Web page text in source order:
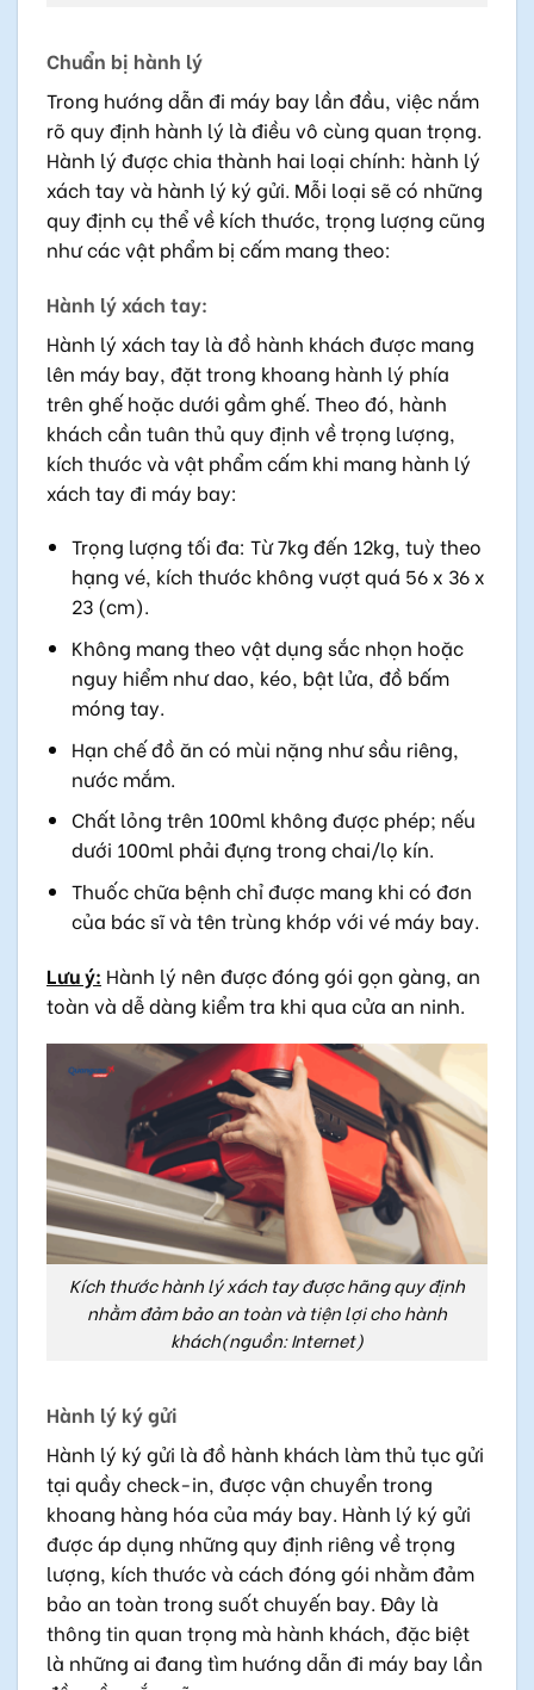
Chuẩn bị hành lý
Trong hướng dẫn đi máy bay lần đầu, việc nắm
rõ quy định hành lý là điều vô cùng quan trọng.
Hành lý được chia thành hai loại chính: hành lý
xách tay và hành lý ký gửi. Mỗi loại sẽ có những
quy định cụ thể về kích thước, trọng lượng cũng
như các vật phẩm bị cấm mang theo:
Hành lý xách tay:
Hành lý xách tay là đồ hành khách được mang
lên máy bay, đặt trong khoang hành lý phía
trên ghế hoặc dưới gầm ghế. Theo đó, hành
khách cần tuân thủ quy định về trọng lượng,
kích thước và vật phẩm cấm khi mang hành lý
xách tay đi máy bay:
Trọng lượng tối đa: Từ 7kg đến 12kg, tuỳ theo
hạng vé, kích thước không vượt quá 56 x 36 x
23 (cm).
Không mang theo vật dụng sắc nhọn hoặc
nguy hiểm như dao, kéo, bật lửa, đồ bấm
móng tay.
Hạn chế đồ ăn có mùi nặng như sầu riêng,
nước mắm.
Chất lỏng trên 100ml không được phép; nếu
dưới 100ml phải đựng trong chai/lọ kín.
Thuốc chữa bệnh chỉ được mang khi có đơn
của bác sĩ và tên trùng khớp với vé máy bay.
Lưu ý: Hành lý nên được đóng gói gọn gàng, an
toàn và dễ dàng kiểm tra khi qua cửa an ninh.
Kích thước hành lý xách tay được hãng quy định
nhằm đảm bảo an toàn và tiện lợi cho hành
khách(nguồn: Internet)
Hành lý ký gửi
Hành lý ký gửi là đồ hành khách làm thủ tục gửi
tại quầy check-in, được vận chuyển trong
khoang hàng hóa của máy bay. Hành lý ký gửi
được áp dụng những quy định riêng về trọng
lượng, kích thước và cách đóng gói nhằm đảm
bảo an toàn trong suốt chuyến bay. Đây là
thông tin quan trọng mà hành khách, đặc biệt
là những ai đang tìm hướng dẫn đi máy bay lần